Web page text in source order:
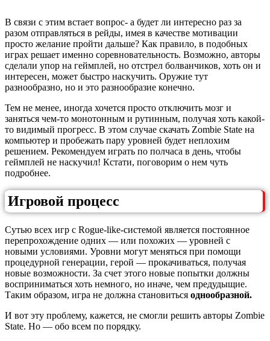
В связи с этим встает вопрос- а будет ли интересно раз за
разом отправляться в рейды, имея в качестве мотивации
просто желание пройти дальше? Как правило, в подобных
играх решает именно соревновательность. Возможно, авторы
сделали упор на геймплей, но отстрел болванчиков, хоть он и
интересен, может быстро наскучить. Оружие тут
разнообразно, но и это разнообразие конечно.
Тем не менее, иногда хочется просто отключить мозг и
заняться чем-то монотонным и рутинным, получая хоть какой-
то видимый прогресс. В этом случае скачать Zombie State на
компьютер и пробежать пару уровней будет неплохим
решением. Рекомендуем играть по полчаса в день, чтобы
геймплей не наскучил! Кстати, поговорим о нем чуть
подробнее.
Игровой процесс
Сутью всех игр с Rogue-like-системой является постоянное
перепрохождение одних — или похожих — уровней с
новыми условиями. Уровни могут меняться при помощи
процедурной генерации, герой — прокачиваться, получая
новые возможности. За счет этого новые попытки должны
восприниматься хоть немного, но иначе, чем предудыщие.
Таким образом, игра не должна становиться однообразной.
И вот эту проблему, кажется, не смогли решить авторы Zombie
State. Но — обо всем по порядку.